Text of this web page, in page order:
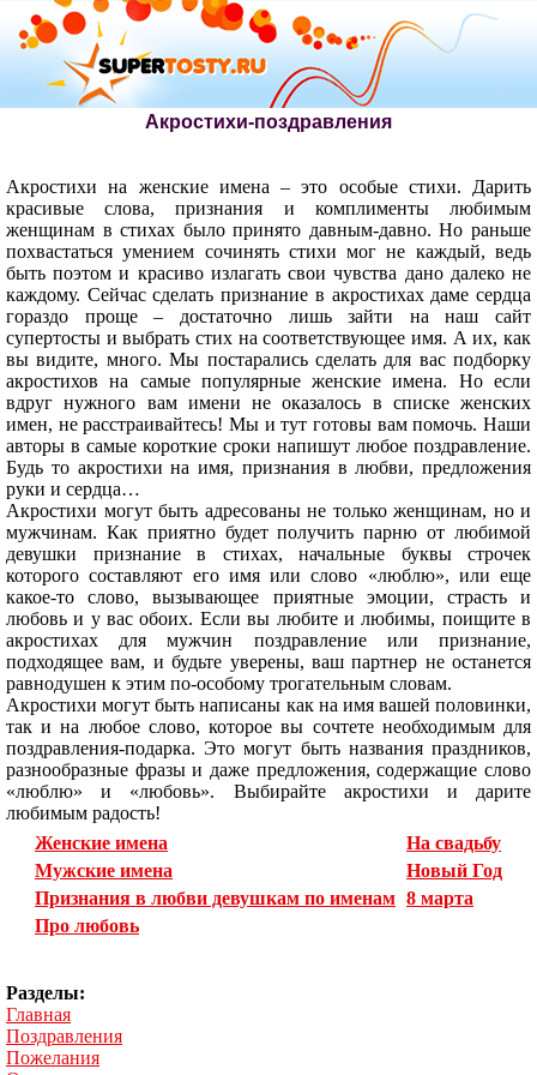
Акростихи-поздравления
Акростихи на женские имена – это особые стихи. Дарить
красивые слова, признания и комплименты любимым
женщинам в стихах было принято давным-давно. Но раньше
похвастаться умением сочинять стихи мог не каждый, ведь
быть поэтом и красиво излагать свои чувства дано далеко не
каждому. Сейчас сделать признание в акростихах даме сердца
гораздо проще – достаточно лишь зайти на наш сайт
супертосты и выбрать стих на соответствующее имя. А их, как
вы видите, много. Мы постарались сделать для вас подборку
акростихов на самые популярные женские имена. Но если
вдруг нужного вам имени не оказалось в списке женских
имен, не расстраивайтесь! Мы и тут готовы вам помочь. Наши
авторы в самые короткие сроки напишут любое поздравление.
Будь то акростихи на имя, признания в любви, предложения
руки и сердца…
Акростихи могут быть адресованы не только женщинам, но и
мужчинам. Как приятно будет получить парню от любимой
девушки признание в стихах, начальные буквы строчек
которого составляют его имя или слово «люблю», или еще
какое-то слово, вызывающее приятные эмоции, страсть и
любовь и у вас обоих. Если вы любите и любимы, поищите в
акростихах для мужчин поздравление или признание,
подходящее вам, и будьте уверены, ваш партнер не останется
равнодушен к этим по-особому трогательным словам.
Акростихи могут быть написаны как на имя вашей половинки,
так и на любое слово, которое вы сочтете необходимым для
поздравления-подарка. Это могут быть названия праздников,
разнообразные фразы и даже предложения, содержащие слово
«люблю» и «любовь». Выбирайте акростихи и дарите
любимым радость!
Женские имена
Мужские имена
Признания в любви девушкам по именам
Про любовь
На свадьбу
Новый Год
8 марта
Разделы:
Главная
Поздравления
Пожелания